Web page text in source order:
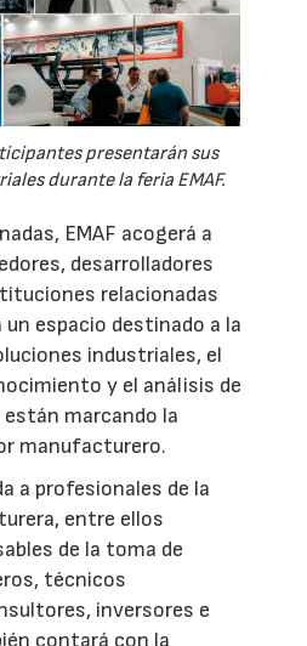
presentarán sus
durante la feria EMAF.
EMAF acogerá a
desarrolladores
relacionadas
espacio destinado a la
industriales, el
y el análisis de
marcando la
manufacturero.
a profesionales de la
entre ellos
de la toma de
técnicos
inversores e
contará con la